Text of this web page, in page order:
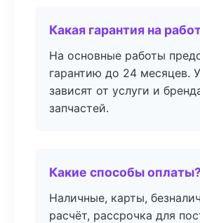
Какая гарантия на
На основные работы
гарантию до 24 месяцев.
зависят от услуги и
запчастей.
Какие способы оплаты?
Наличные, карты,
расчёт, рассрочка для